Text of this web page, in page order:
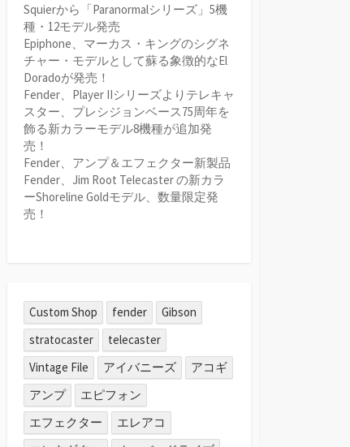
Squierから「Paranormalシリーズ」5機
種・12モデル発売
Epiphone、マーカス・キングのシグネ
チャー・モデルとして蘇る象徴的なEl
Doradoが発売！
Fender、Player IIシリーズよりテレキャ
スター、プレシジョンベース75周年を
飾る新カラーモデル8機種が追加発
売！
Fender、アンプ＆エフェクター新製品
Fender、Jim Root Telecaster の新カラ
ーShoreline Goldモデル、数量限定発
売！
Custom Shop fender
Gibson
stratocaster
telecaster
Vintage File
アイバニーズ
アコギ
アンプ
エピフォン
エフェクター
エレアコ